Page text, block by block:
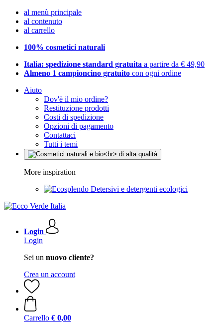
al menù principale
al contenuto
al carrello
100% cosmetici naturali
Italia: spedizione standard gratuita a partire da € 49,90
Almeno 1 campioncino gratuito con ogni ordine
Aiuto
Dov'è il mio ordine?
Restituzione prodotti
Costi di spedizione
Opzioni di pagamento
Contattaci
Tutti i temi
More inspiration
Detersivi e detergenti ecologici
Login
Login
Sei un nuovo cliente?
Crea un account
Carrello € 0,00